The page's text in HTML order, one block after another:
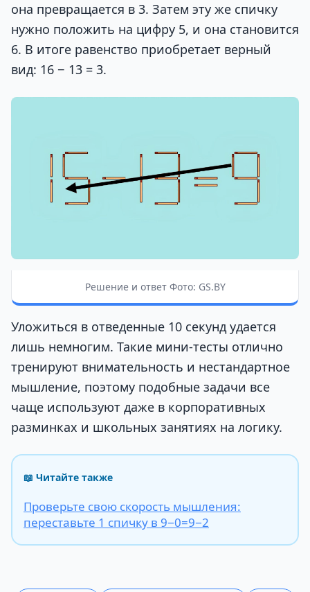
она превращается в 3. Затем эту же спичку
нужно положить на цифру 5, и она становится
6. В итоге равенство приобретает верный
вид: 16 − 13 = 3.
Решение и ответ Фото: GS.BY
Уложиться в отведенные 10 секунд удается
лишь немногим. Такие мини-тесты отлично
тренируют внимательность и нестандартное
мышление, поэтому подобные задачи все
чаще используют даже в корпоративных
разминках и школьных занятиях на логику.
📖 Читайте также
Проверьте свою скорость мышления:
переставьте 1 спичку в 9−0=9−2